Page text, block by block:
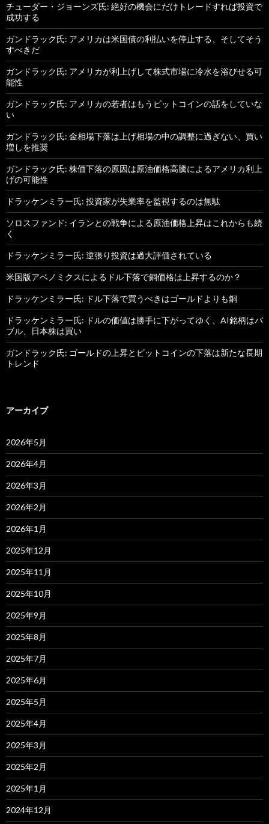
チューダー・ジョーンズ氏: 絶好の機会にだけトレードすれば投資で
成功する
ガンドラック氏: アメリカは米国債の利払いを停止する、そしてそう
すべきだ
ガンドラック氏: アメリカが利上げして株式市場に冷水を浴びせる可
能性
ガンドラック氏: アメリカの若者はもうビットコインの話をしていな
い
ガンドラック氏: 金相場下落は上げ相場の中の調整に過ぎない、買い
増しを推奨
ガンドラック氏: 株価下落の原因は原油価格高騰によるアメリカ利上
げの可能性
ドラッケンミラー氏: 投資家が失業率を監視するのは無駄
ソロスファンド: イランとの戦争による原油価格上昇はこれからも続
く
ドラッケンミラー氏: 逆張り投資は過大評価されている
米国版アベノミクスによるドル下落で銅価格は上昇するのか？
ドラッケンミラー氏: ドル下落で買うべきはゴールドよりも銅
ドラッケンミラー氏: ドルの価値は勝手に下がってゆく、AI銘柄はバ
ブル、日本株は買い
ガンドラック氏: ゴールドの上昇とビットコインの下落は新たな長期
トレンド
アーカイブ
2026年5月
2026年4月
2026年3月
2026年2月
2026年1月
2025年12月
2025年11月
2025年10月
2025年9月
2025年8月
2025年7月
2025年6月
2025年5月
2025年4月
2025年3月
2025年2月
2025年1月
2024年12月